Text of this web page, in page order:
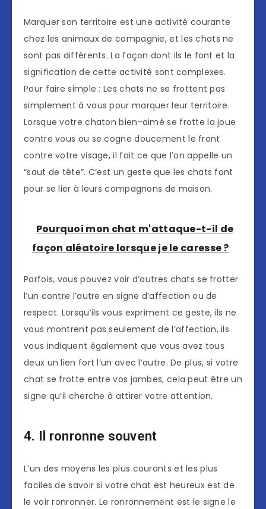
Marquer son territoire est une activité courante
chez les animaux de compagnie, et les chats ne
sont pas différents. La façon dont ils le font et la
signification de cette activité sont complexes.
Pour faire simple : Les chats ne se frottent pas
simplement à vous pour marquer leur territoire.
Lorsque votre chaton bien-aimé se frotte la joue
contre vous ou se cogne doucement le front
contre votre visage, il fait ce que l’on appelle un
“saut de tête”. C’est un geste que les chats font
pour se lier à leurs compagnons de maison.
Pourquoi mon chat m'attaque-t-il de
façon aléatoire lorsque je le caresse ?
Parfois, vous pouvez voir d’autres chats se frotter
l’un contre l’autre en signe d’affection ou de
respect. Lorsqu’ils vous expriment ce geste, ils ne
vous montrent pas seulement de l’affection, ils
vous indiquent également que vous avez tous
deux un lien fort l’un avec l’autre. De plus, si votre
chat se frotte entre vos jambes, cela peut être un
signe qu’il cherche à attirer votre attention.
4. Il ronronne souvent
L’un des moyens les plus courants et les plus
faciles de savoir si votre chat est heureux est de
le voir ronronner. Le ronronnement est le signe le